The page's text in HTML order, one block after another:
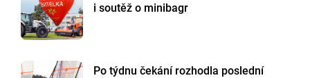
i soutěž o minibagr
Po týdnu čekání rozhodla poslední